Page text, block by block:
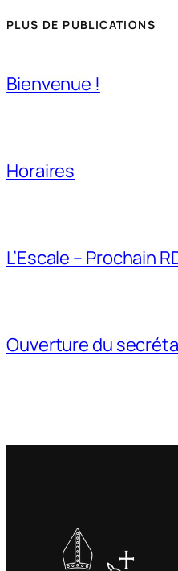
PLUS DE PUBLICATIONS
Bienvenue !
Horaires
L’Escale – Prochain
Ouverture du